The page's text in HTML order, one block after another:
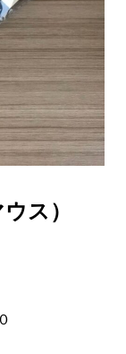
ス）